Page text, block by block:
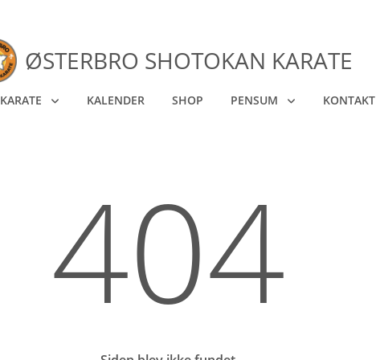
ØSTERBRO SHOTOKAN KARATE
KARATE KALENDER SHOP PENSUM KONTAKT
404